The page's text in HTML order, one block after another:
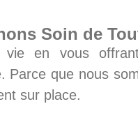
Soin de
en vous
Parce que nous
sur place.